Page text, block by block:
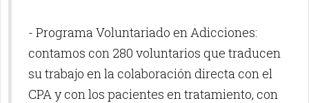
- Programa Voluntariado en Adicciones:
contamos con 280 voluntarios que traducen
su trabajo en la colaboración directa con el
CPA y con los pacientes en tratamiento, con